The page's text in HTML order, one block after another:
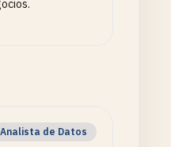
Analista de Datos